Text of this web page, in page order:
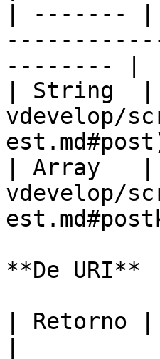
| -------
-------- |
| String  |
vdevelop/
| Array   |
vdevelop/
**De URI**
| Retorno |